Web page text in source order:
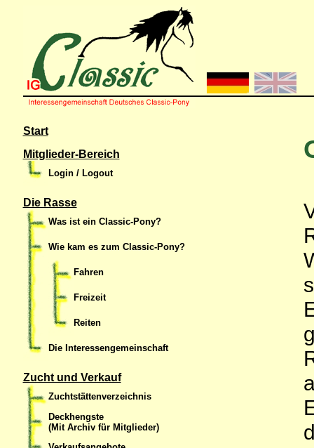
Start
Mitglieder-Bereich
Login / Logout
Die Rasse
Was ist ein Classic-Pony?
Wie kam es zum Classic-Pony?
Fahren
Freizeit
Reiten
Die Interessengemeinschaft
Zucht und Verkauf
Zuchtstättenverzeichnis
Deckhengste
(Mit Archiv für Mitglieder)